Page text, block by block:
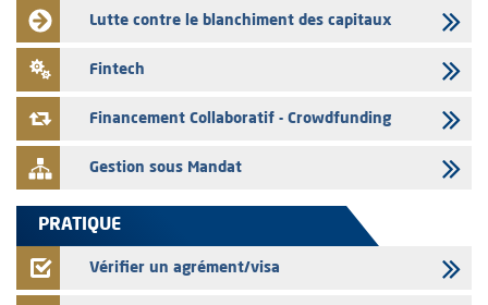
Liste des agréments et visas d'OPCVM accordés par l'AMMC pour le
mois de juillet 2026
03/08/2026
L' AMMC publie les indicateurs mensuels du marché des capitaux pour
le mois de Juin 2026
Lutte contre le blanchiment des capitaux
Fintech
Financement Collaboratif - Crowdfunding
Gestion sous Mandat
PRATIQUE
Vérifier un agrément/visa